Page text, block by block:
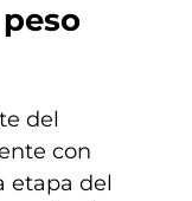
del
con
etapa del